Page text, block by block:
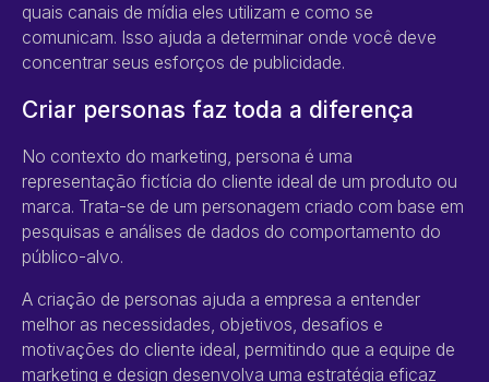
quais canais de mídia eles utilizam e como se
comunicam. Isso ajuda a determinar onde você deve
concentrar seus esforços de publicidade.
Criar personas faz toda a diferença
No contexto do marketing, persona é uma
representação fictícia do cliente ideal de um produto ou
marca. Trata-se de um personagem criado com base em
pesquisas e análises de dados do comportamento do
público-alvo.
A criação de personas ajuda a empresa a entender
melhor as necessidades, objetivos, desafios e
motivações do cliente ideal, permitindo que a equipe de
marketing e design desenvolva uma estratégia eficaz